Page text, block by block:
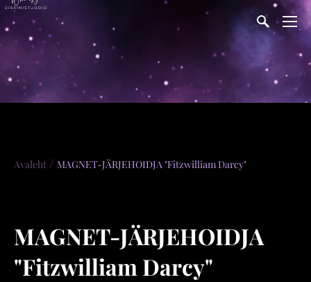
Avaleht / MAGNET-JÄRJEHOIDJA "Fitzwilliam Darcy"
MAGNET-JÄRJEHOIDJA
"Fitzwilliam Darcy"